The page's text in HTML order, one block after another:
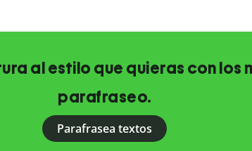
al estilo que quieras con los
parafraseo.
Parafrasea textos